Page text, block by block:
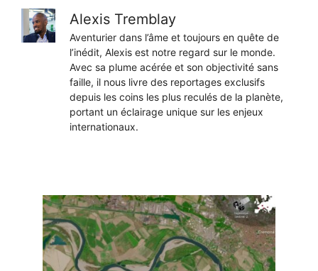
Alexis Tremblay
Aventurier dans l’âme et toujours en quête de
l’inédit, Alexis est notre regard sur le monde.
Avec sa plume acérée et son objectivité sans
faille, il nous livre des reportages exclusifs
depuis les coins les plus reculés de la planète,
portant un éclairage unique sur les enjeux
internationaux.